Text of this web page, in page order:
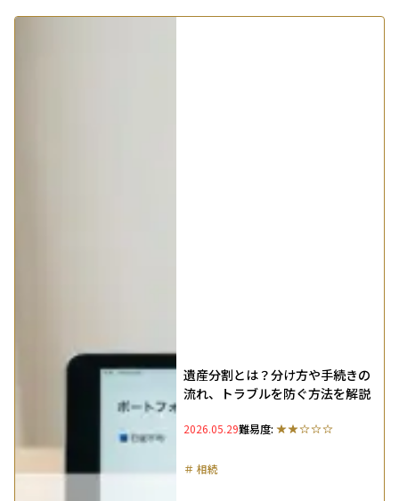
遺産分割とは？分け方や手続きの
流れ、トラブルを防ぐ方法を解説
2026.05.29難易度:
＃ 相続